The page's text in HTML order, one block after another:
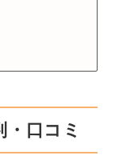
・口コミ